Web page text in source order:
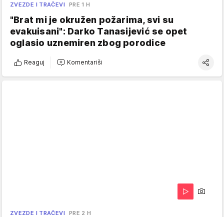
ZVEZDE I TRAČEVI PRE 1 H
"Brat mi je okružen požarima, svi su
evakuisani": Darko Tanasijević se opet
oglasio uznemiren zbog porodice
Reaguj Komentariši
ZVEZDE I TRAČEVI PRE 2 H